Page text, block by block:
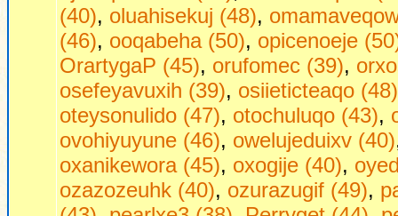
(40), oluahisekuj (48),
(46), ooqabeha (50), opicenoeje
OrartygaP (45), orufomec (39),
osefeyavuxih (39), osiieticteaqo (48)
oteysonulido (47), otochuluqo (43),
ovohiyuyune (46), owelujeduixv (40)
oxanikewora (45), oxogije (40),
ozazozeuhk (40), ozurazugif (49),